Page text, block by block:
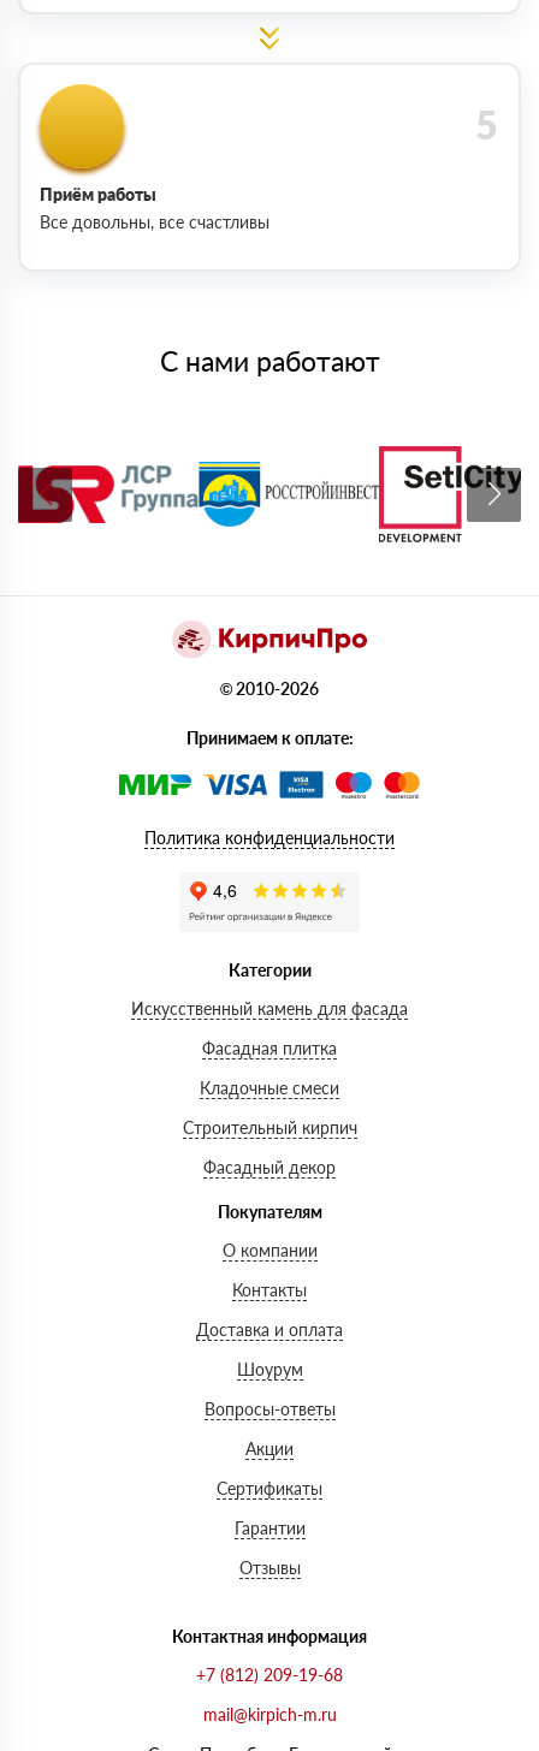
Приём работы
Все довольны, все счастливы
С нами работают
© 2010-2026
Принимаем к оплате:
Политика конфиденциальности
Категории
Искусственный камень для фасада
Фасадная плитка
Кладочные смеси
Строительный кирпич
Фасадный декор
Покупателям
О компании
Контакты
Доставка и оплата
Шоурум
Вопросы-ответы
Акции
Сертификаты
Гарантии
Отзывы
Контактная информация
+7 (812) 209-19-68
mail@kirpich-m.ru